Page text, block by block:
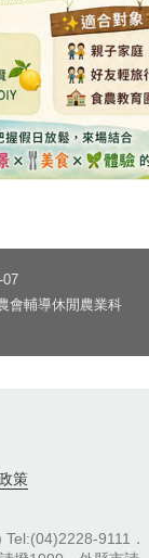
07
會輔導休閒農業科
策
Tel:(04)2228-9111．